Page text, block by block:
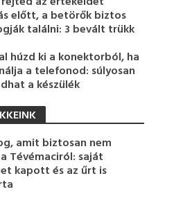
előtt, a betörők biztos
találni: 3 bevált trükk
húzd ki a konektorból, ha
a telefonod: súlyosan
a készülék
amit biztosan nem
Tévémaciról: saját
kapott és az űrt is